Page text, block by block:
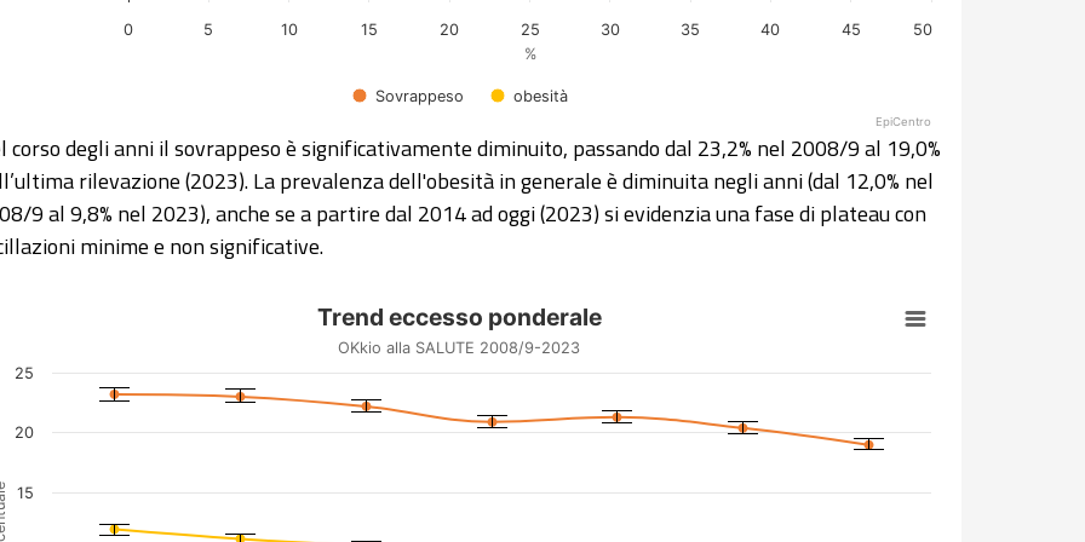
%
Sovrappeso obesità
0 5 10 15 20 25 30 35 40 45 50
EpiCentro
of interactive chart.
corso degli anni il sovrappeso è significativamente diminuito, passando dal 23,2% nel 2008/9 al 19,0%
rilevazione (2023). La prevalenza dell'obesità in generale è diminuita negli anni (dal 12,0% nel
9 al 9,8% nel 2023), anche se a partire dal 2014 ad oggi (2023) si evidenzia una fase di plateau con
minime e non significative.
alla SALUTE 2008/9-2023
View as data table, Trend eccesso ponderale
chart has 1 Y axis displaying Percentuale. Data ranges from 8.91 to 23.7.
Trend eccesso ponderale
OKkio alla SALUTE 2008/9-2023
15
20
25